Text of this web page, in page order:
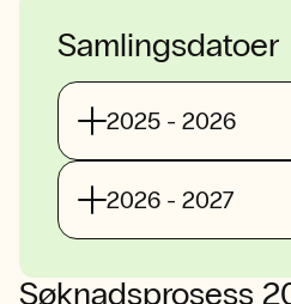
Samlingsdatoer
2025 - 2026
2026 - 2027
Søknadsprosess